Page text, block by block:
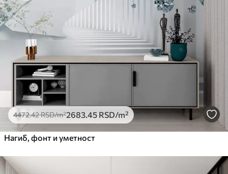
4472.42RSD/m²2683 .45 RSD/m²
Нагиб, фонт и уметност